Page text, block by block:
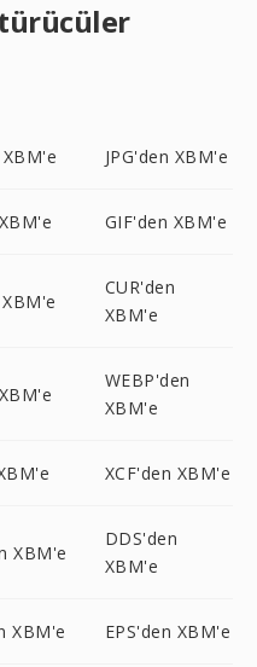
JPG'den XBM'e
GIF'den XBM'e
XBM'e
CUR'den
XBM'e
WEBP'den
XBM'e
XCF'den XBM'e
XBM'e
DDS'den
XBM'e
XBM'e EPS'den XBM'e